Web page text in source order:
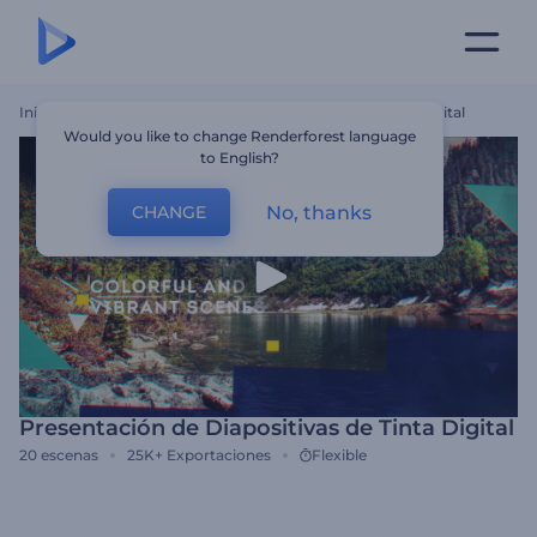
Inicio Presentación De Diapositivas De Tinta Digital
Presentación de Diapositivas de Tinta Digital
20 escenas 25K+ Exportaciones Flexible
Would you like to change Renderforest language
to English?
CHANGE No, thanks